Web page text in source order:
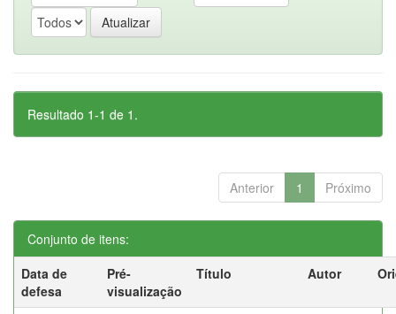
Resultado 1-1 de 1.
Anterior 1 Próximo
Conjunto de itens:
Data de
defesa
Pré-
visualização
Título Autor